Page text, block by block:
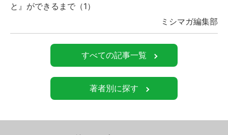
と』ができるまで（1）
ミシマガ編集部
すべての記事一覧
著者別に探す